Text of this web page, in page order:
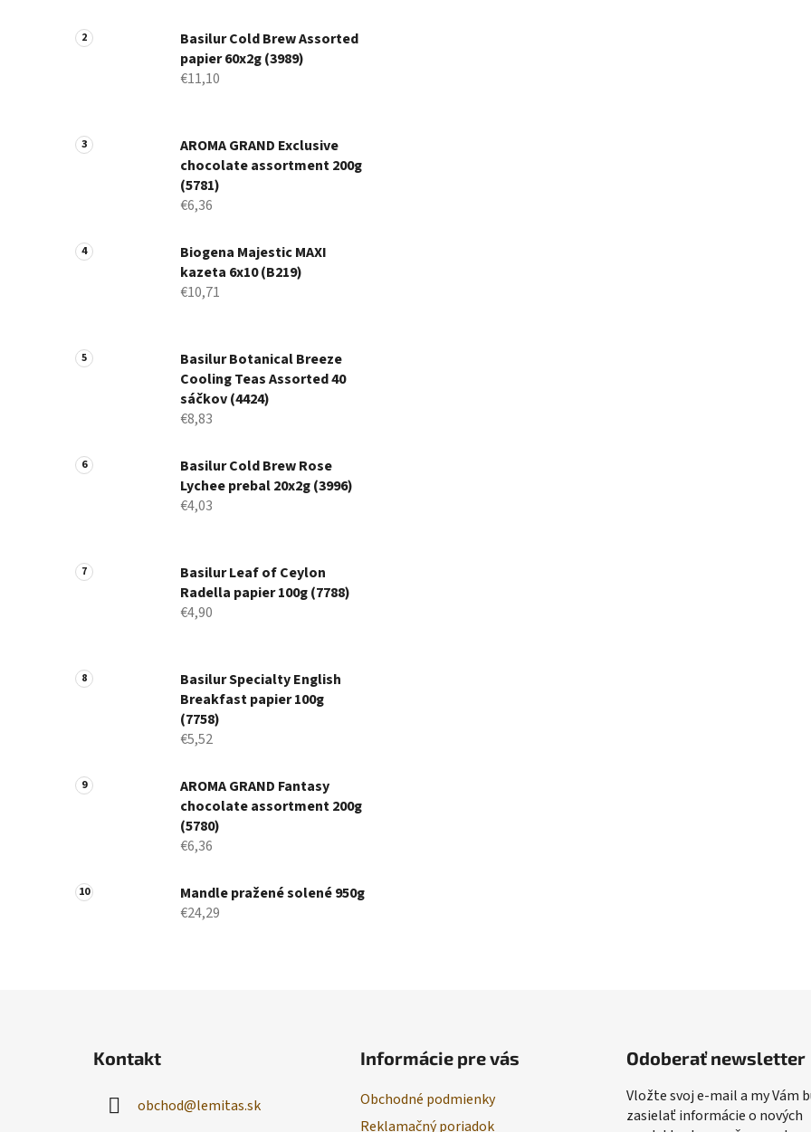
Basilur Cold Brew Assorted
papier 60x2g (3989)
€11,10
AROMA GRAND Exclusive
chocolate assortment 200g
(5781)
€6,36
Biogena Majestic MAXI
kazeta 6x10 (B219)
€10,71
Basilur Botanical Breeze
Cooling Teas Assorted 40
sáčkov (4424)
€8,83
Basilur Cold Brew Rose
Lychee prebal 20x2g (3996)
€4,03
Basilur Leaf of Ceylon
Radella papier 100g (7788)
€4,90
Basilur Specialty English
Breakfast papier 100g
(7758)
€5,52
AROMA GRAND Fantasy
chocolate assortment 200g
(5780)
€6,36
Mandle pražené solené 950g
€24,29
Kontakt
obchod@lemitas.sk
Informácie pre vás
Obchodné podmienky
Reklamačný poriadok
Odoberať newsletter
Vložte svoj e-mail a my Vám
zasielať informácie o nových